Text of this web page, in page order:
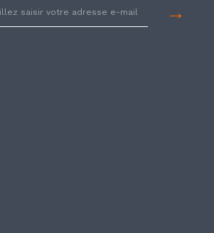
→